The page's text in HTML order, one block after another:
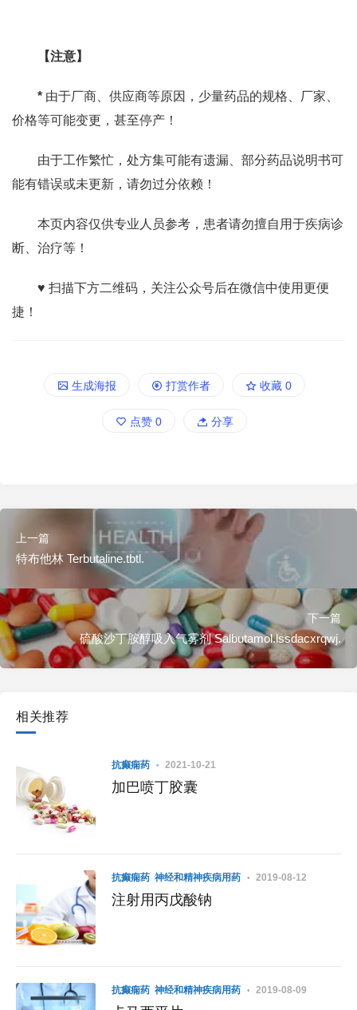
【注意】
* 由于厂商、供应商等原因，少量药品的规格、厂家、
价格等可能变更，甚至停产！
由于工作繁忙，处方集可能有遗漏、部分药品说明书可
能有错误或未更新，请勿过分依赖！
本页内容仅供专业人员参考，患者请勿擅自用于疾病诊
断、治疗等！
♥ 扫描下方二维码，关注公众号后在微信中使用更便
捷！
生成海报 打赏作者 收藏 0
点赞 0 分享
上一篇
特布他林 Terbutaline.tbtl.
下一篇
硫酸沙丁胺醇吸入气雾剂 Salbutamol.lssdacxrqwj.
相关推荐
抗癫痫药 2021-10-21
加巴喷丁胶囊
抗癫痫药 神经和精神疾病用药 2019-08-12
注射用丙戊酸钠
抗癫痫药 神经和精神疾病用药 2019-08-09